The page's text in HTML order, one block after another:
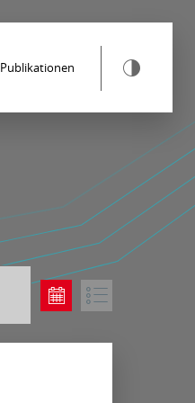
Publikationen